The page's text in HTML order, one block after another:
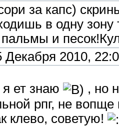
за капс)
в одну
и
Декабря 2010,
ет знаю
, но
рпг, не
клево, советую!